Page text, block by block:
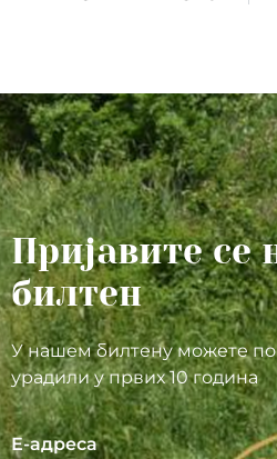
Пријавите се
билтен
У нашем билтену можете
урадили у првих 10 година
Е-адреса